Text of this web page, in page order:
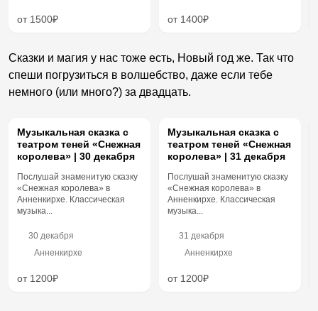
от 1500₽ от 1400₽
Сказки и магия у нас тоже есть, Новый год же. Так что
спеши погрузиться в волшебство, даже если тебе
немного (или много?) за двадцать.
Музыкальная сказка с
театром теней «Снежная
королева» | 30 декабря
Послушай знаменитую сказку
«Снежная королева» в
Анненкирхе. Классическая
музыка...
30 декабря
Анненкирхе
от 1200₽
Музыкальная сказка с
театром теней «Снежная
королева» | 31 декабря
Послушай знаменитую сказку
«Снежная королева» в
Анненкирхе. Классическая
музыка...
31 декабря
Анненкирхе
от 1200₽